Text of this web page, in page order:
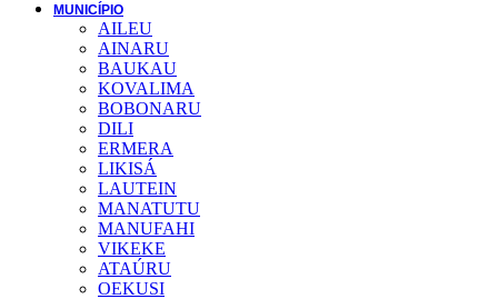
MUNICÍPIO
AILEU
AINARU
BAUKAU
KOVALIMA
BOBONARU
DILI
ERMERA
LIKISÁ
LAUTEIN
MANATUTU
MANUFAHI
VIKEKE
ATAÚRU
OEKUSI